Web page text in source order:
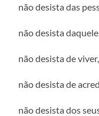
não desista das
não desista
não desista de viver,
não desista de
não desista dos